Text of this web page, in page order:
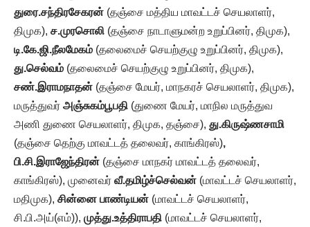
துரை.சந்திரசேகரன் (தஞ்சை மத்திய மாவட்டச் செயலாளர்,
திமுக), ச.முரசொலி (தஞ்சை நாடாளுமன்ற உறுப்பினர், திமுக),
டி.கே.ஜி.நீலமேகம் (தலைமைச் செயற்குழு உறுப்பினர், திமுக),
து.செல்வம் (தலைமைச் செயற்குழு உறுப்பினர், திமுக),
சண்.இராமநாதன் (தஞ்சை மேயர், மாநகரச் செயலாளர், திமுக),
மருத்துவர் அஞ்சுகம்பூபதி (துணை மேயர், மாநில மருத்துவ
அணி துணை செயலாளர், திமுக, தஞ்சை), து.கிருஷ்ணசாமி
(தஞ்சை தெற்கு மாவட்டத் தலைவர், காங்கிரஸ்),
பி.சி.இராஜேந்திரன் (தஞ்சை மாநகர் மாவட்டத் தலைவர்,
காங்கிரஸ்), முனைவர் வீ.தமிழ்ச்செல்வன் (மாவட்டச் செயலாளர்,
மதிமுக), சின்னை பாண்டியன் (மாவட்டச் செயலாளர்,
சி.பி.அய்(எம்)), முத்து.உத்திராபதி (மாவட்டச் செயலாளர்,